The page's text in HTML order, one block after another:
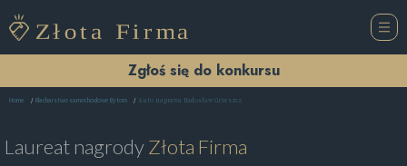
Zgłoś się do konkursu
Home Blacharstwo samochodowe Bytom Auto naprawa Radosław Grzeszcz
Laureat nagrodyZłota Firma